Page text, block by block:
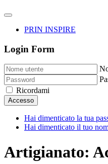
PRIN INSPIRE
Login Form
Ricordami
Accesso
Hai dimenticato la tua
Hai dimenticato il tuo
Artigianato: